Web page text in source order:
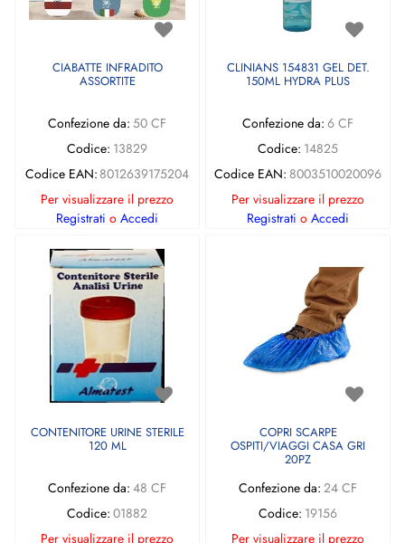
CIABATTE INFRADITO
ASSORTITE
Confezione da: 50 CF
Codice: 13829
Codice EAN: 8012639175204
Per visualizzare il prezzo
Registrati o Accedi
CLINIANS 154831 GEL DET.
150ML HYDRA PLUS
Confezione da: 6 CF
Codice: 14825
Codice EAN: 8003510020096
Per visualizzare il prezzo
Registrati o Accedi
CONTENITORE URINE STERILE
120 ML
Confezione da: 48 CF
Codice: 01882
Per visualizzare il prezzo
COPRI SCARPE
OSPITI/VIAGGI CASA GRI
20PZ
Confezione da: 24 CF
Codice: 19156
Per visualizzare il prezzo